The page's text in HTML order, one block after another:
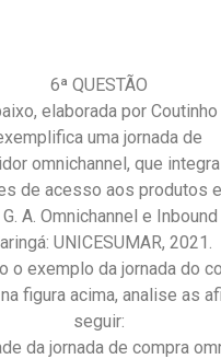
6ª QUESTÃO
elaborada por
uma jornada de
omnichannel, que
de acesso aos produtos
G. A. Omnichannel e
UNICESUMAR, 2021.
o exemplo da jornada do
figura acima, analise as
seguir:
da jornada de compra